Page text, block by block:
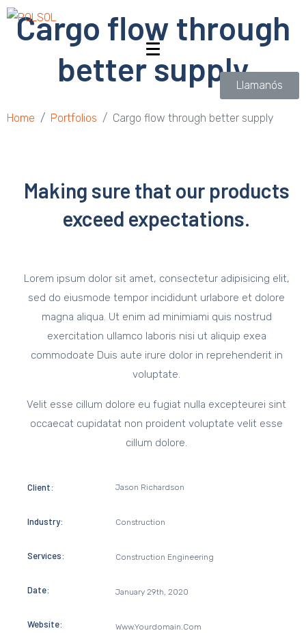
Llamanós
Cargo flow through
better supply
Home Portfolios Cargo flow through better supply
Making sure that our products
exceed expectations.
Lorem ipsum dolor sit amet, consectetur adipisicing elit,
sed do eiusmode tempor incididunt urlabore et dolore
magna aliqua. Ut enim ad minimiami quis nostrud
exercitation ullamco laboris nisi ut aliquip exea
commodoate Duis aute irure dolor in reprehenderit in
voluptate.
Velit esse cillum dolore eu fugiat nulla excepteurei sint
occaecat cupidatat non proident voluptate velit esse
cillum dolore.
Client:
Industry:
Services:
Date:
Website:
Jason Richardson
Construction
Construction Engineering
January 29th, 2020
Www.yourdomain.com